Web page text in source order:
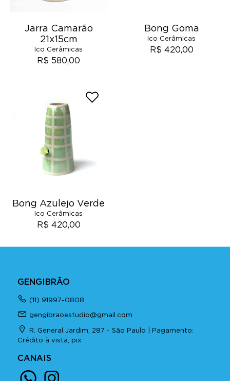
Jarra Camarão
21x15cm
Ico Cerâmicas
R$ 580,00
Bong Goma
Ico Cerâmicas
R$ 420,00
Bong Azulejo Verde
Ico Cerâmicas
R$ 420,00
GENGIBRÃO
(11) 91997-0808
gengibraoestudio@gmail.com
R. General Jardim, 287 - São Paulo | Pagamento:
Crédito à vista, pix
CANAIS